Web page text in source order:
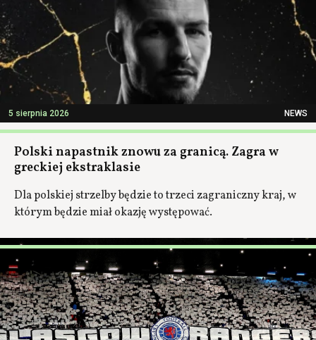
5 sierpnia 2026 NEWS
Polski napastnik znowu za granicą. Zagra w
greckiej ekstraklasie
Dla polskiej strzelby będzie to trzeci zagraniczny kraj, w
którym będzie miał okazję występować.